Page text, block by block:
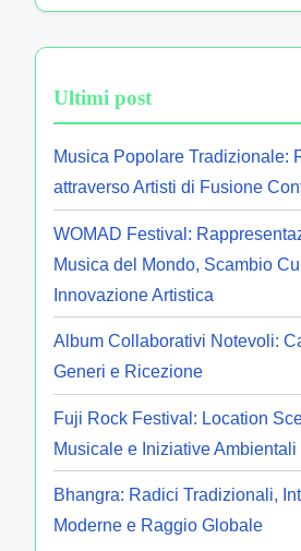
Ultimi post
Musica Popolare Tradizionale:
attraverso Artisti di Fusione
WOMAD Festival:
Musica del Mondo, Scambio
Innovazione Artistica
Album Collaborativi Notevoli:
Generi e Ricezione
Fuji Rock Festival: Location
Musicale e Iniziative Ambientali
Bhangra: Radici Tradizionali,
Moderne e Raggio Globale